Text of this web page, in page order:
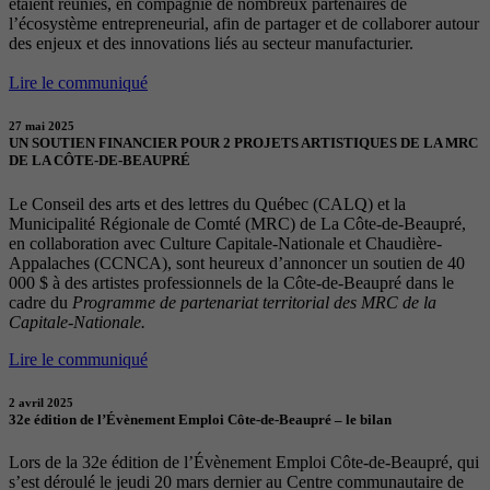
étaient réunies, en compagnie de nombreux partenaires de
l’écosystème entrepreneurial, afin de partager et de collaborer autour
des enjeux et des innovations liés au secteur manufacturier.
Lire le communiqué
27 mai 2025
UN SOUTIEN FINANCIER POUR 2 PROJETS ARTISTIQUES DE LA MRC
DE LA CÔTE-DE-BEAUPRÉ
Le Conseil des arts et des lettres du Québec (CALQ) et la
Municipalité Régionale de Comté (MRC) de La Côte-de-Beaupré,
en collaboration avec Culture Capitale-Nationale et Chaudière-
Appalaches (CCNCA), sont heureux d’annoncer un soutien de 40
000 $ à des artistes professionnels de la Côte-de-Beaupré dans le
cadre du Programme de partenariat territorial des MRC de la
Capitale-Nationale.
Lire le communiqué
2 avril 2025
32e édition de l’Évènement Emploi Côte-de-Beaupré – le bilan
Lors de la 32e édition de l’Évènement Emploi Côte-de-Beaupré, qui
s’est déroulé le jeudi 20 mars dernier au Centre communautaire de